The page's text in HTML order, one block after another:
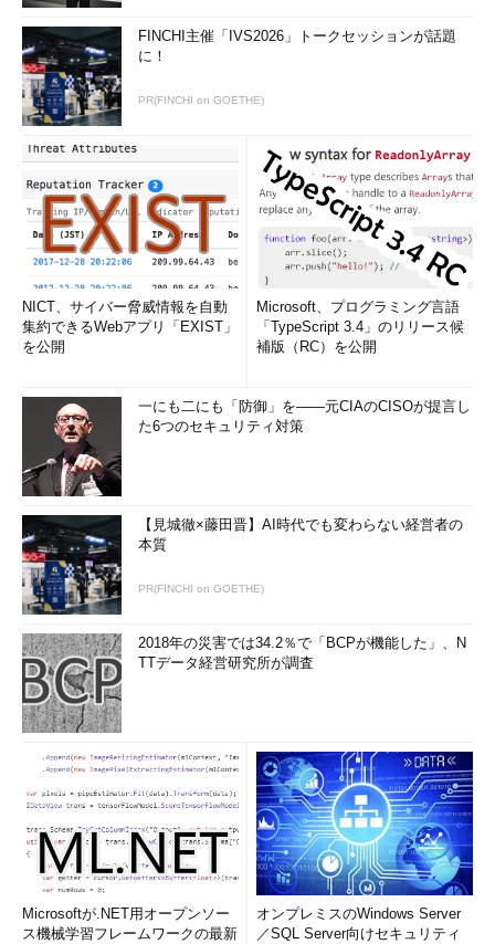
FINCHI主催「IVS2026」トークセッションが話題
に！
PR(FINCHI on GOETHE)
NICT、サイバー脅威情報を自動
集約できるWebアプリ「EXIST」
を公開
Microsoft、プログラミング言語
「TypeScript 3.4」のリリース候
補版（RC）を公開
一にも二にも「防御」を――元CIAのCISOが提言し
た6つのセキュリティ対策
【見城徹×藤田晋】AI時代でも変わらない経営者の
本質
PR(FINCHI on GOETHE)
2018年の災害では34.2％で「BCPが機能した」、N
TTデータ経営研究所が調査
Microsoftが.NET用オープンソー
ス機械学習フレームワークの最新
オンプレミスのWindows Server
／SQL Server向けセキュリティ